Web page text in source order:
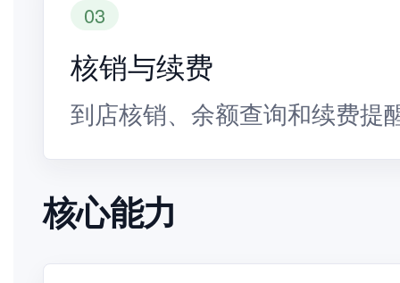
03
核销与续费
到店核销、余额查询和续费提
核心能力